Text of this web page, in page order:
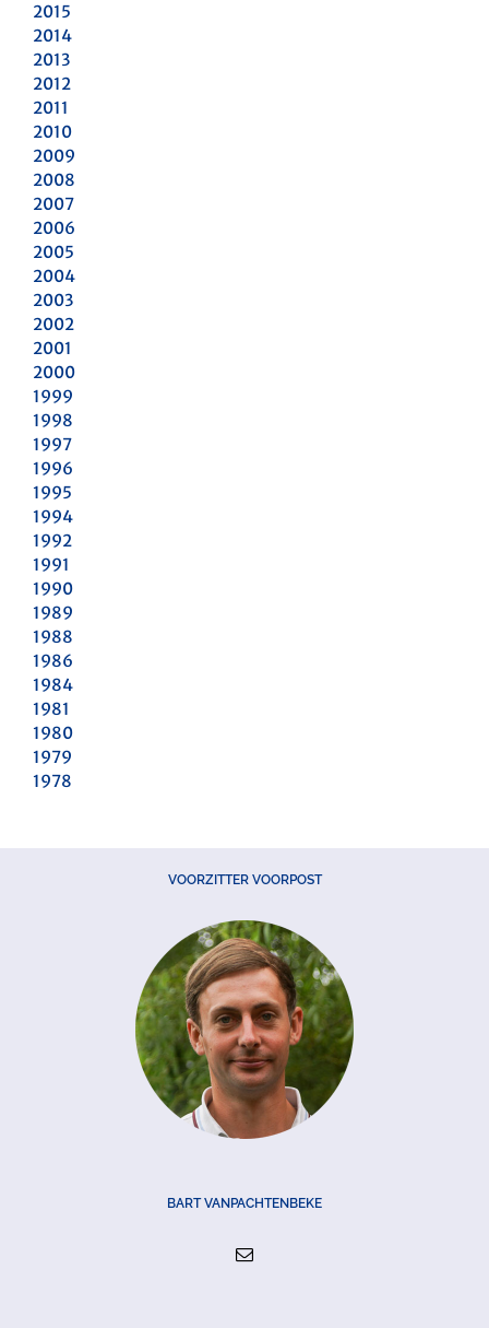
2015
2014
2013
2012
2011
2010
2009
2008
2007
2006
2005
2004
2003
2002
2001
2000
1999
1998
1997
1996
1995
1994
1992
1991
1990
1989
1988
1986
1984
1981
1980
1979
1978
VOORZITTER VOORPOST
BART VANPACHTENBEKE